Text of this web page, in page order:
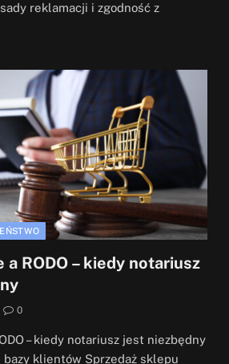
reklamacji i zgodność z
a RODO – kiedy notariusz
0
– kiedy notariusz jest niezbędny
bazy klientów Sprzedaż sklepu